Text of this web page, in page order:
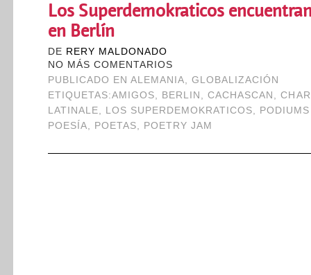
Los Superdemokraticos
en Berlín
DE RERY MALDONADO
NO MÁS COMENTARIOS
PUBLICADO EN ALEMANIA,GLOBALIZACIÓN
ETIQUETAS:AMIGOS, BERLIN ,CACHASCAN ,
LATINALE, LOS SUPERDEMOKRATICOS,
POESÍA, POETAS, POETRY JAM